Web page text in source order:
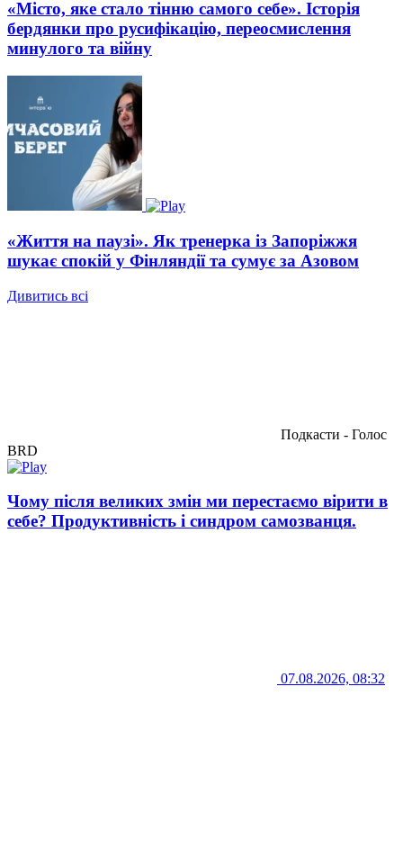
«Місто, яке стало тінню самого себе». Історія
бердянки про русифікацію, переосмислення
минулого та війну
«Життя на паузі». Як тренерка із Запоріжжя
шукає спокій у Фінляндії та сумує за Азовом
Дивитись всі
Подкасти - Голос
BRD
Чому після великих змін ми перестаємо вірити в
себе? Продуктивність і синдром самозванця.
07.08.2026, 08:32